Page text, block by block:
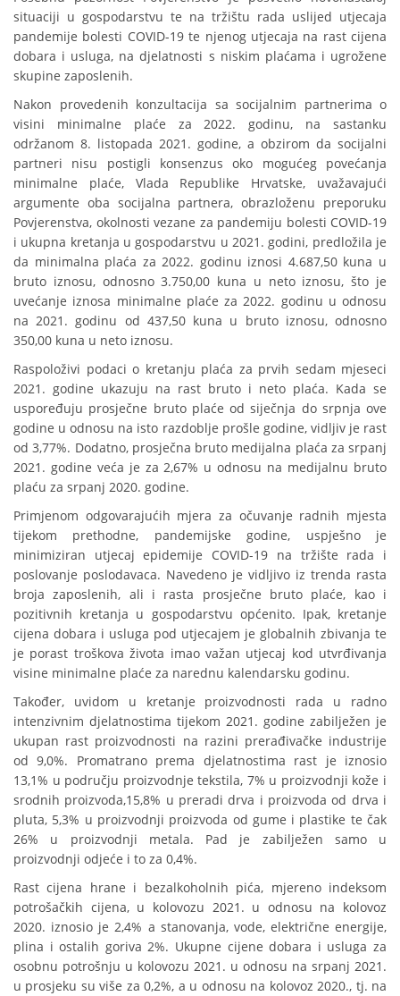
situaciji u gospodarstvu te na tržištu rada uslijed utjecaja
pandemije bolesti COVID-19 te njenog utjecaja na rast cijena
dobara i usluga, na djelatnosti s niskim plaćama i ugrožene
skupine zaposlenih.
Nakon provedenih konzultacija sa socijalnim partnerima o
visini minimalne plaće za 2022. godinu, na sastanku
održanom 8. listopada 2021. godine, a obzirom da socijalni
partneri nisu postigli konsenzus oko mogućeg povećanja
minimalne plaće, Vlada Republike Hrvatske, uvažavajući
argumente oba socijalna partnera, obrazloženu preporuku
Povjerenstva, okolnosti vezane za pandemiju bolesti COVID-19
i ukupna kretanja u gospodarstvu u 2021. godini, predložila je
da minimalna plaća za 2022. godinu iznosi 4.687,50 kuna u
bruto iznosu, odnosno 3.750,00 kuna u neto iznosu, što je
uvećanje iznosa minimalne plaće za 2022. godinu u odnosu
na 2021. godinu od 437,50 kuna u bruto iznosu, odnosno
350,00 kuna u neto iznosu.
Raspoloživi podaci o kretanju plaća za prvih sedam mjeseci
2021. godine ukazuju na rast bruto i neto plaća. Kada se
uspoređuju prosječne bruto plaće od siječnja do srpnja ove
godine u odnosu na isto razdoblje prošle godine, vidljiv je rast
od 3,77%. Dodatno, prosječna bruto medijalna plaća za srpanj
2021. godine veća je za 2,67% u odnosu na medijalnu bruto
plaću za srpanj 2020. godine.
Primjenom odgovarajućih mjera za očuvanje radnih mjesta
tijekom prethodne, pandemijske godine, uspješno je
minimiziran utjecaj epidemije COVID-19 na tržište rada i
poslovanje poslodavaca. Navedeno je vidljivo iz trenda rasta
broja zaposlenih, ali i rasta prosječne bruto plaće, kao i
pozitivnih kretanja u gospodarstvu općenito. Ipak, kretanje
cijena dobara i usluga pod utjecajem je globalnih zbivanja te
je porast troškova života imao važan utjecaj kod utvrđivanja
visine minimalne plaće za narednu kalendarsku godinu.
Također, uvidom u kretanje proizvodnosti rada u radno
intenzivnim djelatnostima tijekom 2021. godine zabilježen je
ukupan rast proizvodnosti na razini prerađivačke industrije
od 9,0%. Promatrano prema djelatnostima rast je iznosio
13,1% u području proizvodnje tekstila, 7% u proizvodnji kože i
srodnih proizvoda,15,8% u preradi drva i proizvoda od drva i
pluta, 5,3% u proizvodnji proizvoda od gume i plastike te čak
26% u proizvodnji metala. Pad je zabilježen samo u
proizvodnji odjeće i to za 0,4%.
Rast cijena hrane i bezalkoholnih pića, mjereno indeksom
potrošačkih cijena, u kolovozu 2021. u odnosu na kolovoz
2020. iznosio je 2,4% a stanovanja, vode, električne energije,
plina i ostalih goriva 2%. Ukupne cijene dobara i usluga za
osobnu potrošnju u kolovozu 2021. u odnosu na srpanj 2021.
u prosjeku su više za 0,2%, a u odnosu na kolovoz 2020., tj. na